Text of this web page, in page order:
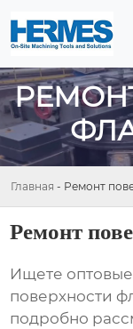
Главная - Ремонт
Ремонт
Ищете оптовые
поверхности
подробно